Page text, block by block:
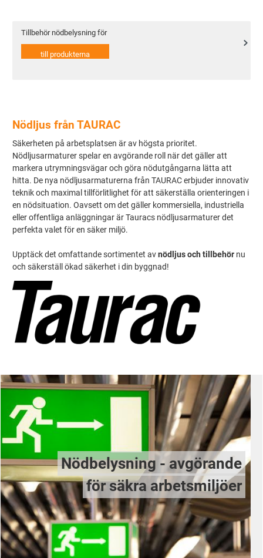
Tillbehör nödbelysning för
Nödljus från TAURAC
Säkerheten på arbetsplatsen är av högsta prioritet.
Nödljusarmaturer spelar en avgörande roll när det gäller att
markera utrymningsvägar och göra nödutgångarna lätta att
hitta. De nya nödljusarmaturerna från TAURAC erbjuder innovativ
teknik och maximal tillförlitlighet för att säkerställa orienteringen i
en nödsituation. Oavsett om det gäller kommersiella, industriella
eller offentliga anläggningar är Tauracs nödljusarmaturer det
perfekta valet för en säker miljö.
Upptäck det omfattande sortimentet avnödljus och tillbehör nu
och säkerställ ökad säkerhet i din byggnad!
Nödbelysning - avgörande
för säkra arbetsmiljöer